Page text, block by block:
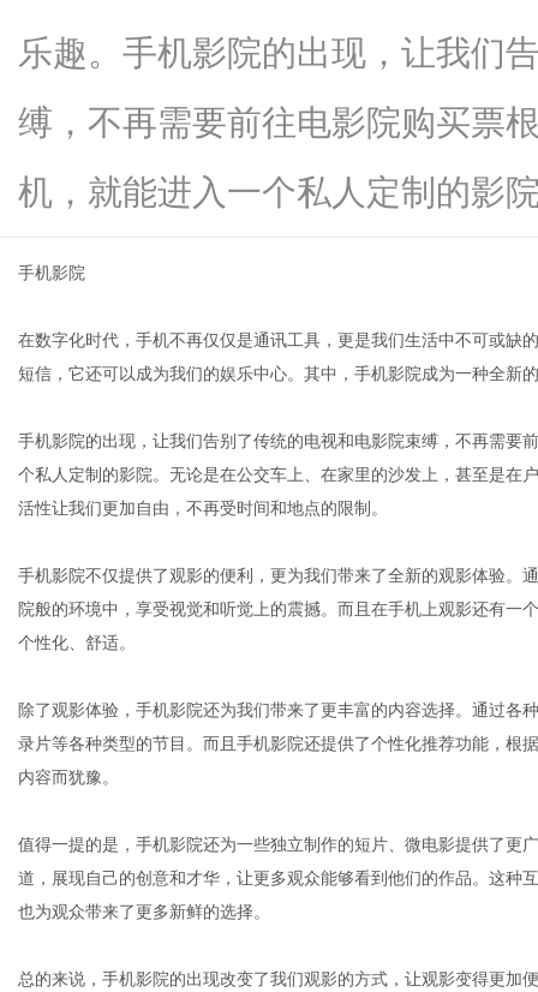
乐趣。手机影院的出现，让我们
缚，不再需要前往电影院购买票
机，就能进入一个私人定制的影
手机影院
在数字化时代，手机不再仅仅是通讯工具，更是我们生活中不可或缺
短信，它还可以成为我们的娱乐中心。其中，手机影院成为一种全新
手机影院的出现，让我们告别了传统的电视和电影院束缚，不再需要
个私人定制的影院。无论是在公交车上、在家里的沙发上，甚至是在
活性让我们更加自由，不再受时间和地点的限制。
手机影院不仅提供了观影的便利，更为我们带来了全新的观影体验。
院般的环境中，享受视觉和听觉上的震撼。而且在手机上观影还有一
个性化、舒适。
除了观影体验，手机影院还为我们带来了更丰富的内容选择。通过各
录片等各种类型的节目。而且手机影院还提供了个性化推荐功能，根
内容而犹豫。
值得一提的是，手机影院还为一些独立制作的短片、微电影提供了更
道，展现自己的创意和才华，让更多观众能够看到他们的作品。这种
也为观众带来了更多新鲜的选择。
总的来说，手机影院的出现改变了我们观影的方式，让观影变得更加